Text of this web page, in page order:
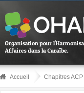
Organisation pour
Affaires dans la Caraïbe.
Accueil Chapitres ACP